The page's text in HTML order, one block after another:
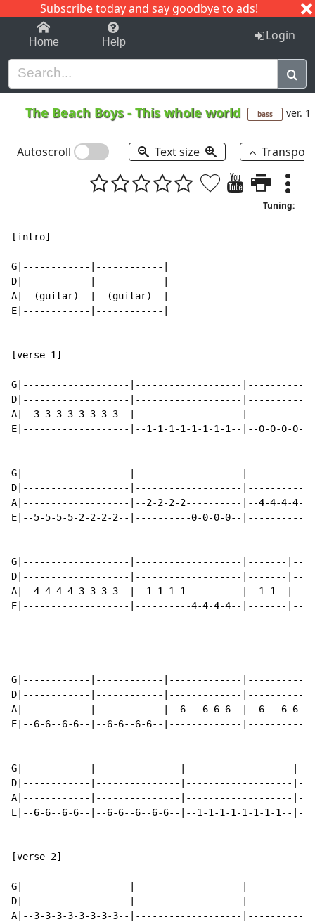
Subscribe today and say goodbye to ads!
1-9 C I J
Home Help Login
The Beach Boys-This whole world bass ver. 1
Autoscroll Text size
Tuning:
[intro]
G|------------|------------|
D|------------|------------|
A|--(guitar)--|--(guitar)--|
E|------------|------------|
[verse 1]
G|-------------------|-------------------
D|-------------------|-------------------
A|--3-3-3-3-3-3-3-3--|-------------------
E|-------------------|--1-1-1-1-1-1-1-1--|--0-0-0-0-3-
G|-------------------|-------------------
D|-------------------|-------------------
A|-------------------|--2-2-2-2----------|--4-4-4-4-4-
E|--5-5-5-5-2-2-2-2--|----------0-0-0-0--
G|-------------------|-------------------|-------
D|-------------------|-------------------|-------
A|--4-4-4-4-3-3-3-3--|--1-1-1-1----------|--1-1--
E|-------------------|----------4-4-4-4--|-------|--
G|------------|------------|-------------
D|------------|------------|-------------
A|------------|------------|--6---6-6-6--|--6---6-6-
E|--6-6--6-6--|--6-6--6-6--|-------------
G|------------|---------------|-------------------
D|------------|---------------|-------------------
A|------------|---------------|-------------------
E|--6-6--6-6--|--6-6--6--6-6--|--1-1-1-1-1-1-1-1--|--
[verse 2]
G|-------------------|-------------------
D|-------------------|-------------------
A|--3-3-3-3-3-3-3-3--|-------------------